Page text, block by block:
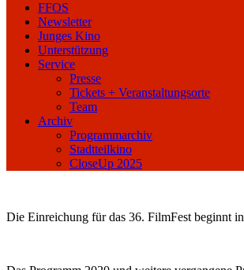
FFOS
Newsletter
Junges Kino
Unterstützung
Service
Presse
Tickets + Veranstaltungsorte
Team
Archiv
Programmarchiv
Stadtteilkino
CloseUp 2025
Die Einreichung für das 36. FilmFest beginnt